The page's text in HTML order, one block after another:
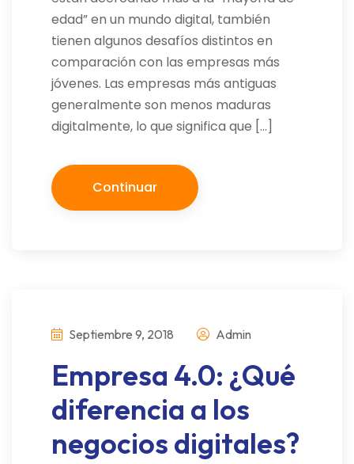
edad” en un mundo digital, también
tienen algunos desafíos distintos en
comparación con las empresas más
jóvenes. Las empresas más antiguas
generalmente son menos maduras
digitalmente, lo que significa que […]
Continuar
Septiembre 9, 2018 Admin
Empresa 4.0: ¿Qué
diferencia a los
negocios digitales?